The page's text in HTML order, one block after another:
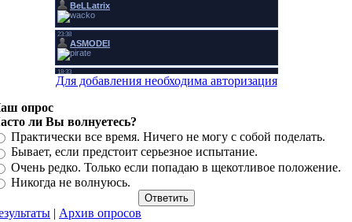
Для добавления необходима авторизация
опрос
ли Вы волнуетесь?
Практически все время. Ничего не могу с собой поделать.
Бывает, если предстоит серьезное испытание.
Очень редко. Только если попадаю в щекотливое положение.
Никогда не волнуюсь.
| Архив опросов